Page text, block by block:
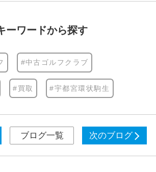
ーワードから探す
#中古ゴルフクラブ
#買取 #宇都宮環状駒生
ブログ一覧 次のブログ